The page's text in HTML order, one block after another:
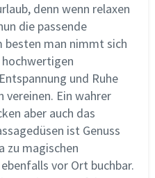
denn wenn relaxen
die passende
man nimmt sich
hochwertigen
und Ruhe
vereinen. Ein wahrer
aber auch das
ist Genuss
zu magischen
vor Ort buchbar.